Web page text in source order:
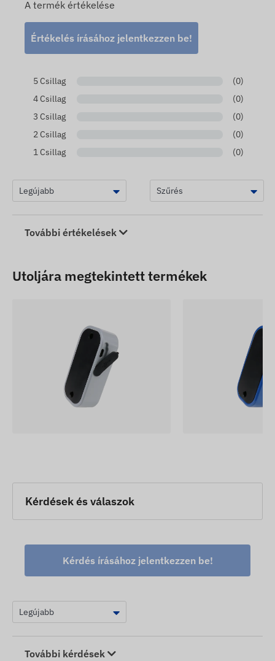
A termék értékelése
Értékelés írásához jelentkezzen be!
5 Csillag
(0)
4 Csillag
(0)
3 Csillag
(0)
2 Csillag
(0)
1 Csillag
(0)
További értékelések
Utoljára megtekintett termékek
Kérdések és válaszok
Kérdés írásához jelentkezzen be!
További kérdések